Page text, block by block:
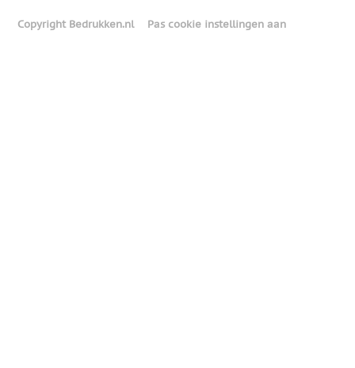
Copyright Bedrukken.nl Pas cookie instellingen aan